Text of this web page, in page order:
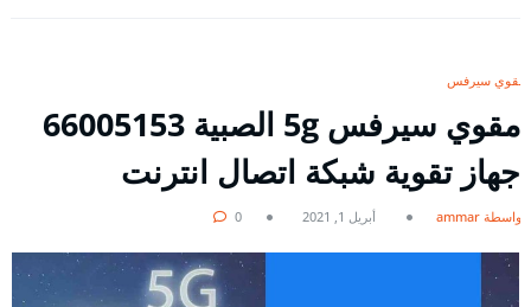
مقوي سيرفس
مقوي سيرفس 5g الصبية 66005153
جهاز تقوية شبكة اتصال انترنت
بواسطة ammar أبريل 1, 2021 0